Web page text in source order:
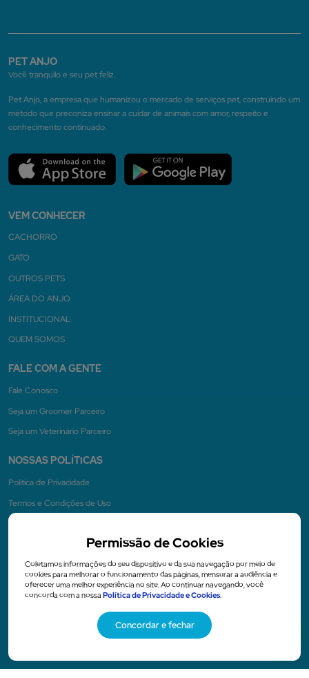
PET ANJO
Você tranquilo e seu pet feliz.
Pet Anjo, a empresa que humanizou o mercado de serviços pet, construindo um
método que preconiza ensinar a cuidar de animais com amor, respeito e
conhecimento continuado.
VEM CONHECER
CACHORRO
GATO
OUTROS PETS
ÁREA DO ANJO
INSTITUCIONAL
QUEM SOMOS
FALE COM A GENTE
Fale Conosco
Seja um Groomer Parceiro
Seja um Veterinário Parceiro
NOSSAS POLÍTICAS
Politica de Privacidade
Termos e Condições de Uso
Permissão de Cookies
Coletamos informações do seu dispositivo e da sua navegação por meio de
cookies para melhorar o funcionamento das páginas, mensurar a audiência e
oferecer uma melhor experiência no site. Ao continuar navegando, você
concorda com a nossa Política de Privacidade e Cookies.
Concordar e fechar